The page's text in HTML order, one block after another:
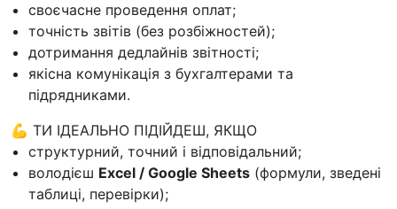
своєчасне проведення оплат;
точність звітів (без розбіжностей);
дотримання дедлайнів звітності;
якісна комунікація з бухгалтерами та
підрядниками.
💪 ТИ ІДЕАЛЬНО ПІДІЙДЕШ, ЯКЩО
структурний, точний і відповідальний;
володієш Excel / Google Sheets (формули, зведені
таблиці, перевірки);